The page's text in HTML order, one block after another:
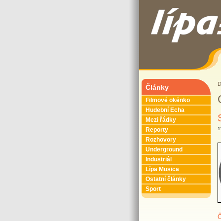
Články
Filmové okénko
Hudební Echa
Mezi řádky
Reporty
Rozhovory
Underground
Industriál
Lípa Musica
Ostatní články
Sport